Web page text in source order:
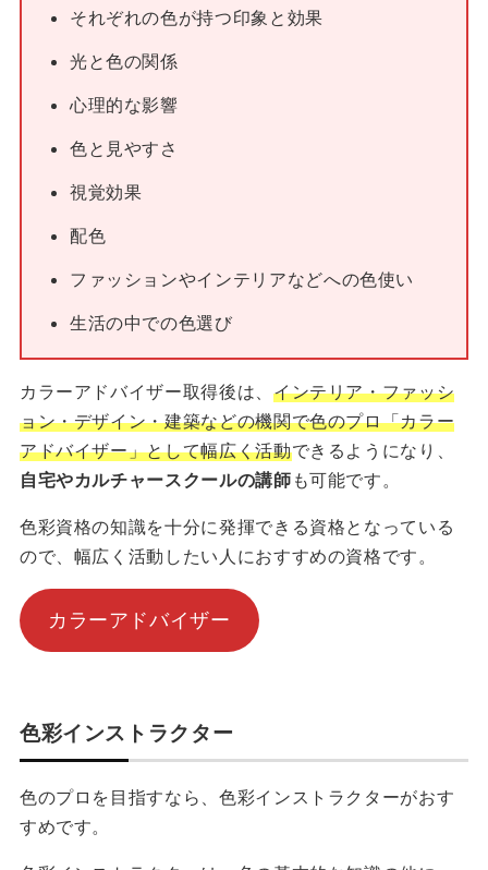
それぞれの色が持つ印象と効果
光と色の関係
心理的な影響
色と見やすさ
視覚効果
配色
ファッションやインテリアなどへの色使い
生活の中での色選び
カラーアドバイザー取得後は、 インテリア・ファッシ
ョン・デザイン・建築などの機関で色のプロ「カラー
アドバイザー」として幅広く活動できるようになり、
自宅やカルチャースクールの講師 も可能です。
色彩資格の知識を十分に発揮できる資格となっている
ので、幅広く活動したい人におすすめの資格です。
カラーアドバイザー
色彩インストラクター
色のプロを目指すなら、色彩インストラクターがおす
すめです。